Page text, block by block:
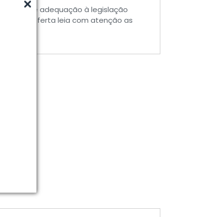
de adequação à legislação
uma oferta leia com atenção as